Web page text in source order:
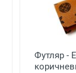
Футляр -